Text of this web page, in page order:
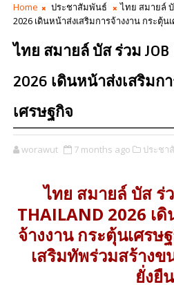
Home ประชาสัมพันธ์
ไทย สมายล์ บั
2026 เดินหน้าส่งเสริมการจ้างงาน กระตุ้น
ไทย สมายล์ บัส ร่วม JOB
2026 เดินหน้าส่งเสริมก
เศรษฐกิจ
worawut 7 months ago ประชา
ไทย สมายล์ บัส ร่
THAILAND 2026 เ
จ้างงาน กระตุ้นเศรษ
เสริมทัพร่วมสร้าง
ยั่งยืน